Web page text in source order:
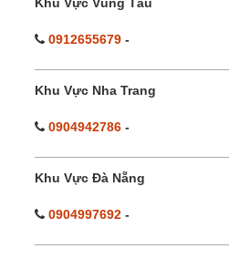
0912655679 -
Khu Vực Nha Trang
0904942786 -
Khu Vực Đà Nẵng
0904997692 -